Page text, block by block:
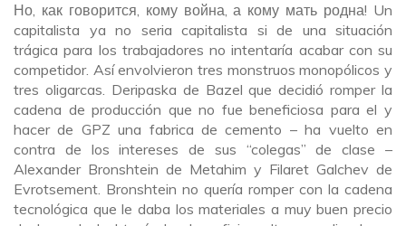
Но, как говорится, кому война, а кому мать родна! Un
capitalista ya no seria capitalista si de una situación
trágica para los trabajadores no intentaría acabar con su
competidor. Así envolvieron tres monstruos monopólicos y
tres oligarcas. Deripaska de Bazel que decidió romper la
cadena de producción que no fue beneficiosa para el y
hacer de GPZ una fabrica de cemento – ha vuelto en
contra de los intereses de sus “colegas” de clase –
Alexander Bronshtein de Metahim y Filaret Galchev de
Evrotsement. Bronshtein no quería romper con la cadena
tecnológica que le daba los materiales a muy buen precio